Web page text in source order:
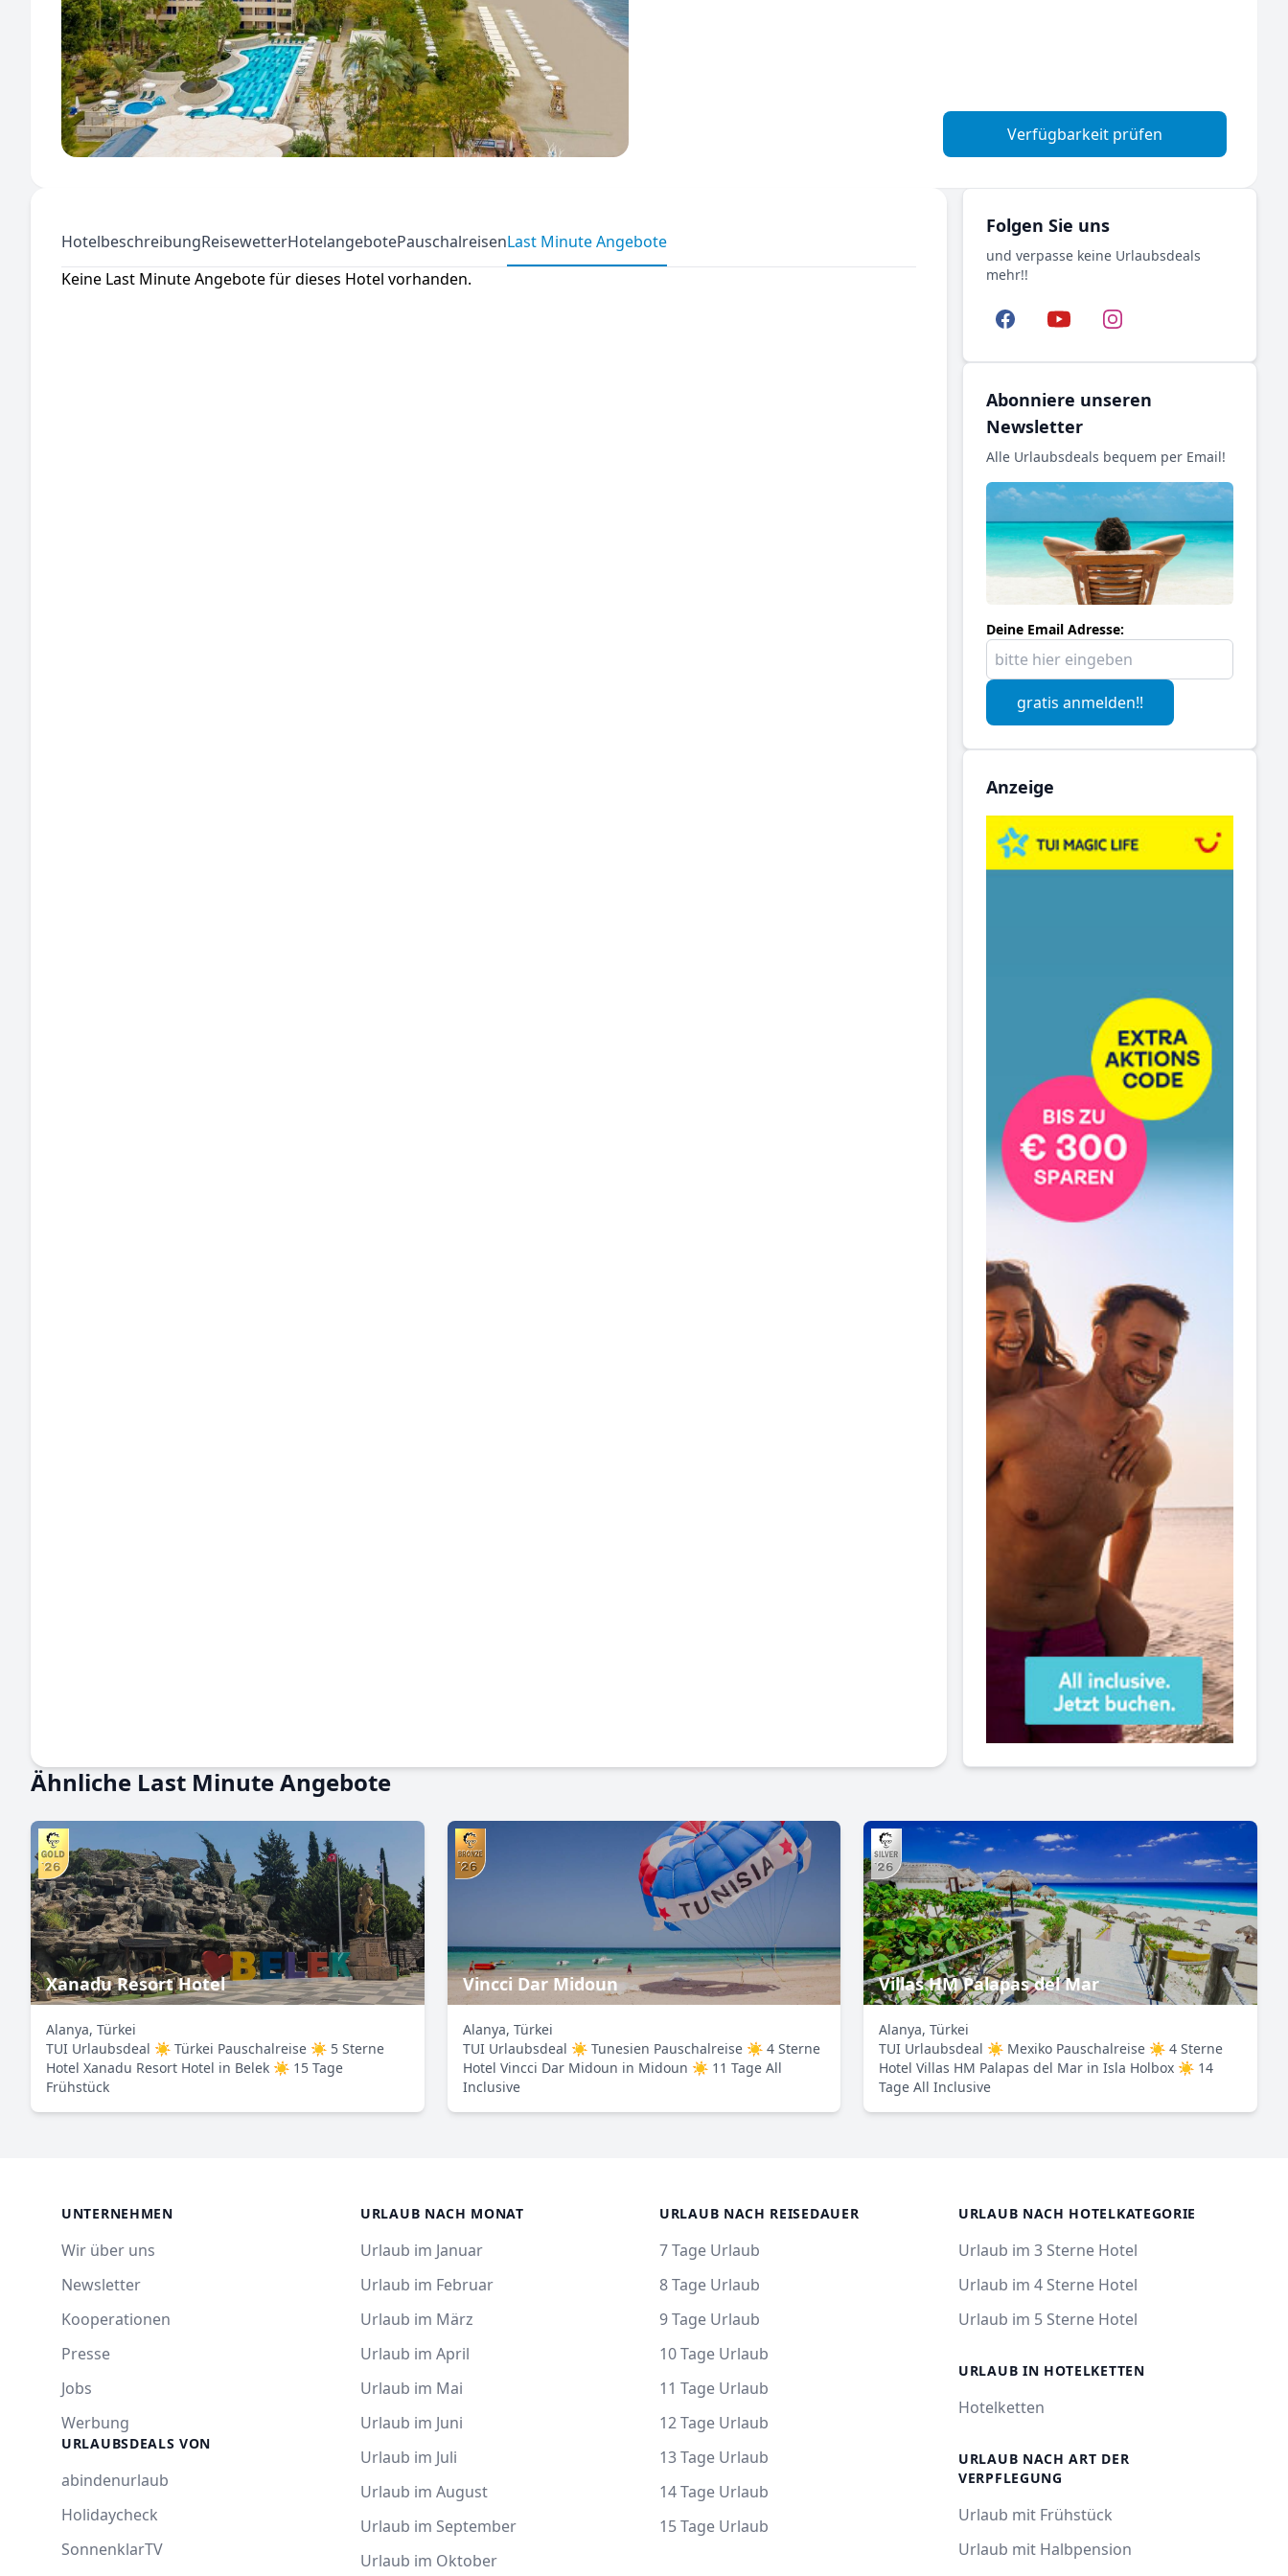
Verfügbarkeit prüfen
HotelbeschreibungReisewetterHotelangebotePauschalreisenLast Minute Angebote
Keine Last Minute Angebote für dieses Hotel vorhanden.
Folgen Sie uns
und verpasse keine Urlaubsdeals
mehr!!
FacebookYouTubeInstagram
Abonniere unseren
Newsletter
Alle Urlaubsdeals bequem per Email!
Deine Email Adresse:
gratis anmelden!!
Anzeige
Ähnliche Last Minute Angebote
Xanadu Resort Hotel
Alanya, Türkei
TUI Urlaubsdeal ☀ Türkei Pauschalreise ☀ 5 Sterne
Hotel Xanadu Resort Hotel in Belek ☀ 15 Tage
Frühstück
Vincci Dar Midoun
Alanya, Türkei
TUI Urlaubsdeal ☀ Tunesien Pauschalreise ☀ 4 Sterne
Hotel Vincci Dar Midoun in Midoun ☀ 11 Tage All
Inclusive
Villas HM Palapas del Mar
Alanya, Türkei
TUI Urlaubsdeal ☀ Mexiko Pauschalreise ☀ 4 Sterne
Hotel Villas HM Palapas del Mar in Isla Holbox ☀ 14
Tage All Inclusive
UNTERNEHMEN
Wir über uns
Newsletter
Kooperationen
Presse
Jobs
Werbung
URLAUBSDEALS VON
abindenurlaub
Holidaycheck
SonnenklarTV
URLAUB NACH MONAT
Urlaub im Januar
Urlaub im Februar
Urlaub im März
Urlaub im April
Urlaub im Mai
Urlaub im Juni
Urlaub im Juli
Urlaub im August
Urlaub im September
Urlaub im Oktober
URLAUB NACH REISEDAUER
7 Tage Urlaub
8 Tage Urlaub
9 Tage Urlaub
10 Tage Urlaub
11 Tage Urlaub
12 Tage Urlaub
13 Tage Urlaub
14 Tage Urlaub
15 Tage Urlaub
URLAUB NACH HOTELKATEGORIE
Urlaub im 3 Sterne Hotel
Urlaub im 4 Sterne Hotel
Urlaub im 5 Sterne Hotel
URLAUB IN HOTELKETTEN
Hotelketten
URLAUB NACH ART DER
VERPFLEGUNG
Urlaub mit Frühstück
Urlaub mit Halbpension